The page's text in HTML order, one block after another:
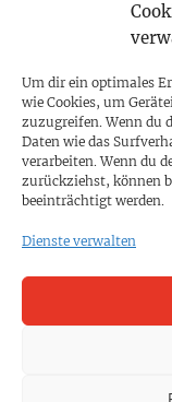
Um dir ein optimales
wie Cookies, um
zuzugreifen. Wenn du
Daten wie das
verarbeiten. Wenn du
zurückziehst, können
beeinträchtigt werden.
Dienste verwalten
Mediadaten
PROKOMPAKT
Impressum
SPENDEN
Cookie-